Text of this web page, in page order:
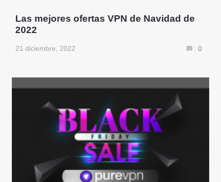
Las mejores ofertas VPN de Navidad de
2022
21 diciembre, 2022 0